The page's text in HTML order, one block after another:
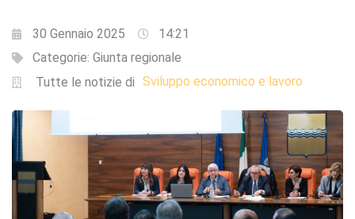
30 Gennaio 2025
14:21
Categorie: Giunta regionale
Tutte le notizie di Sviluppo economico e lavoro